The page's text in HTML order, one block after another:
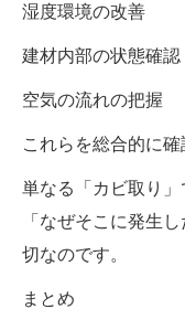
湿度環境の改善
建材内部の状態確認
空気の流れの把握
これらを総合的に確
単なる「カビ取り」
「なぜそこに発生
切なのです。
まとめ